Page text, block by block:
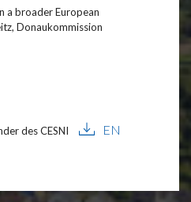
a broader European
Donaukommission
des CESNI EN